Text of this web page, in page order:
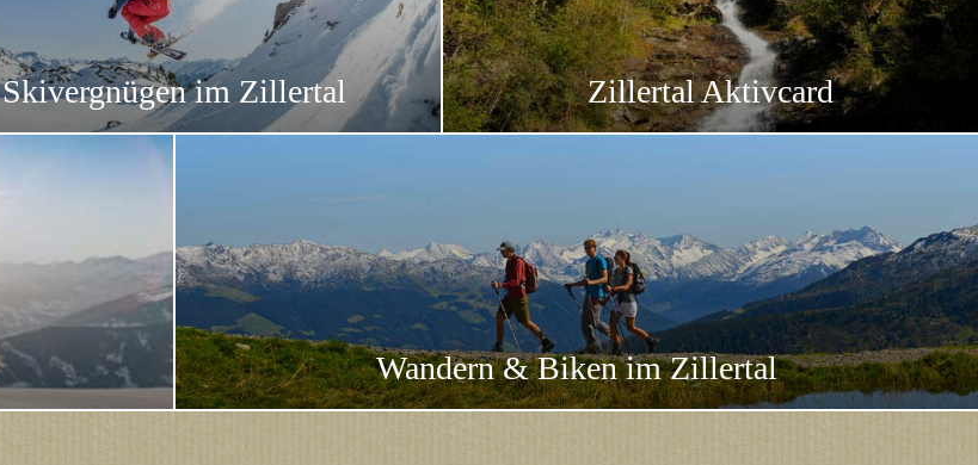
Skivergnügen im Zillertal Zillertal Aktivcard
Wandern & Biken im Zillertal